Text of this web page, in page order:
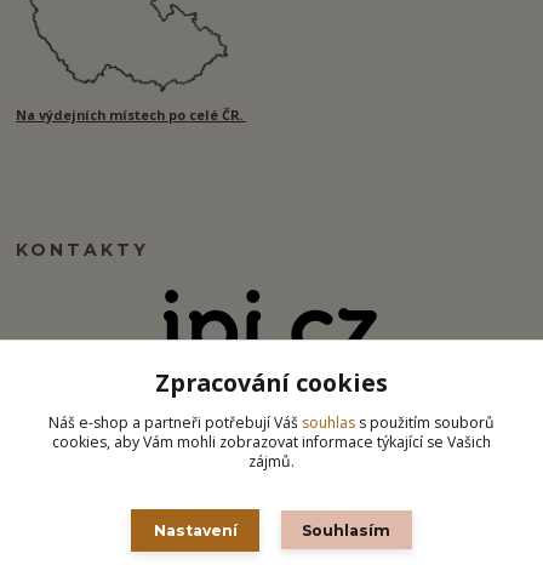
Na výdejních místech po celé ČR.
KONTAKTY
info@ipj.cz
Zpracování cookies
Náš e-shop a partneři potřebují Váš souhlas s použitím souborů
cookies, aby Vám mohli zobrazovat informace týkající se Vašich
zájmů.
Nastavení Souhlasím